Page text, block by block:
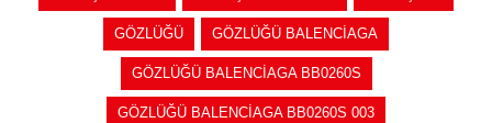
GÖZLÜĞÜ GÖZLÜĞÜ BALENCİAGA
GÖZLÜĞÜ BALENCİAGA BB0260S
GÖZLÜĞÜ BALENCİAGA BB0260S 003